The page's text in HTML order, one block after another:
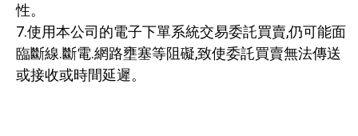
性。
7.使用本公司的電子下單系統交易委託買賣,仍可能面
臨斷線.斷電.網路壅塞等阻礙,致使委託買賣無法傳送
或接收或時間延遲。